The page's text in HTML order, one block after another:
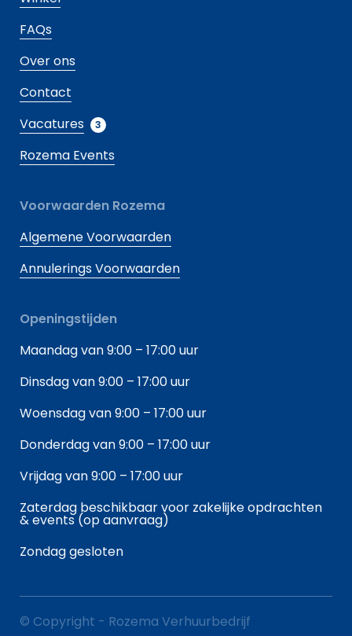
FAQs
Over ons
Contact
Vacatures
3
Rozema Events
Voorwaarden Rozema
Algemene Voorwaarden
Annulerings Voorwaarden
Openingstijden
Maandag van 9:00 – 17:00 uur
Dinsdag van 9:00 – 17:00 uur
Woensdag van 9:00 – 17:00 uur
Donderdag van 9:00 – 17:00 uur
Vrijdag van 9:00 – 17:00 uur
Zaterdag beschikbaar voor zakelijke opdrachten
& events (op aanvraag)
Zondag gesloten
© Copyright - Rozema Verhuurbedrijf